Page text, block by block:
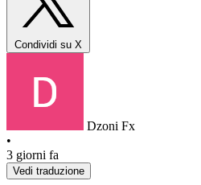
Condividi su X
Dzoni Fx
•
3 giorni fa
Vedi traduzione